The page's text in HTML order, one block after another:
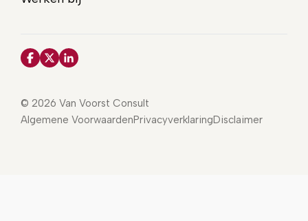
© 2026 Van Voorst Consult
Algemene VoorwaardenPrivacyverklaringDisclaimer